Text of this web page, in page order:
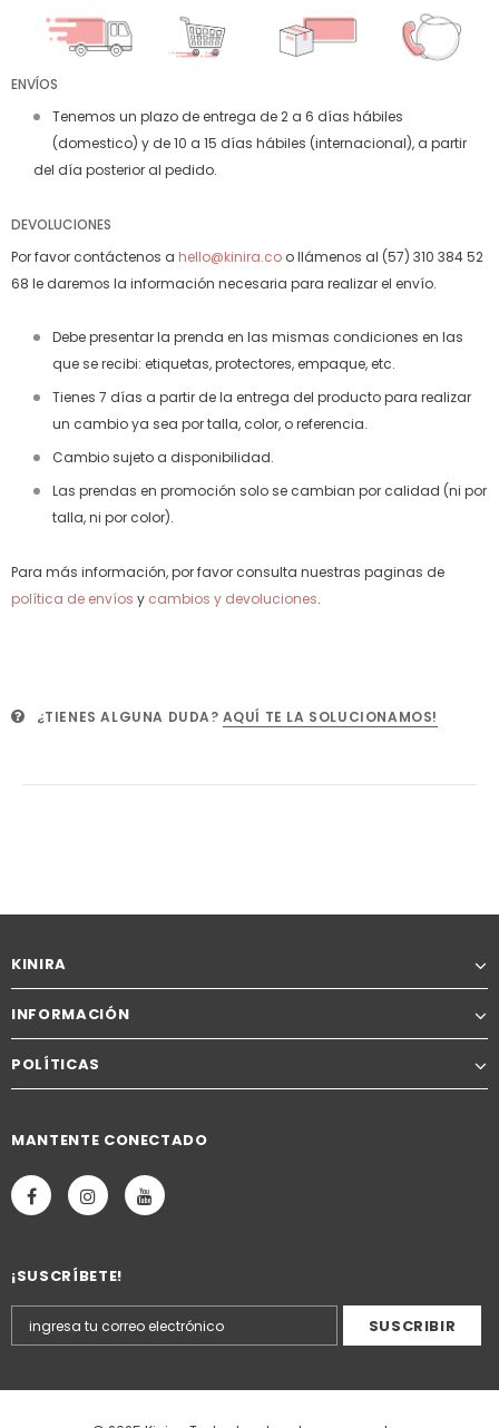
ENVÍOS
Tenemos un plazo de entrega de 2 a 6 días hábiles
(domestico) y de 10 a 15 días hábiles (internacional), a partir
del día posterior al pedido.
DEVOLUCIONES
Por favor contáctenos a hello@kinira.co o llámenos al (57) 310 384 52
68 le daremos la información necesaria para realizar el envío.
Debe presentar la prenda en las mismas condiciones en las
que se recibi: etiquetas, protectores, empaque, etc.
Tienes 7 días a partir de la entrega del producto para realizar
un cambio ya sea por talla, color, o referencia.
Cambio sujeto a disponibilidad.
Las prendas en promoción solo se cambian por calidad (ni por
talla, ni por color).
Para más información, por favor consulta nuestras paginas de
política de envíos y cambios y devoluciones.
¿TIENES ALGUNA DUDA? AQUÍ TE LA SOLUCIONAMOS!
KINIRA
INFORMACIÓN
POLÍTICAS
MANTENTE CONECTADO
¡SUSCRÍBETE!